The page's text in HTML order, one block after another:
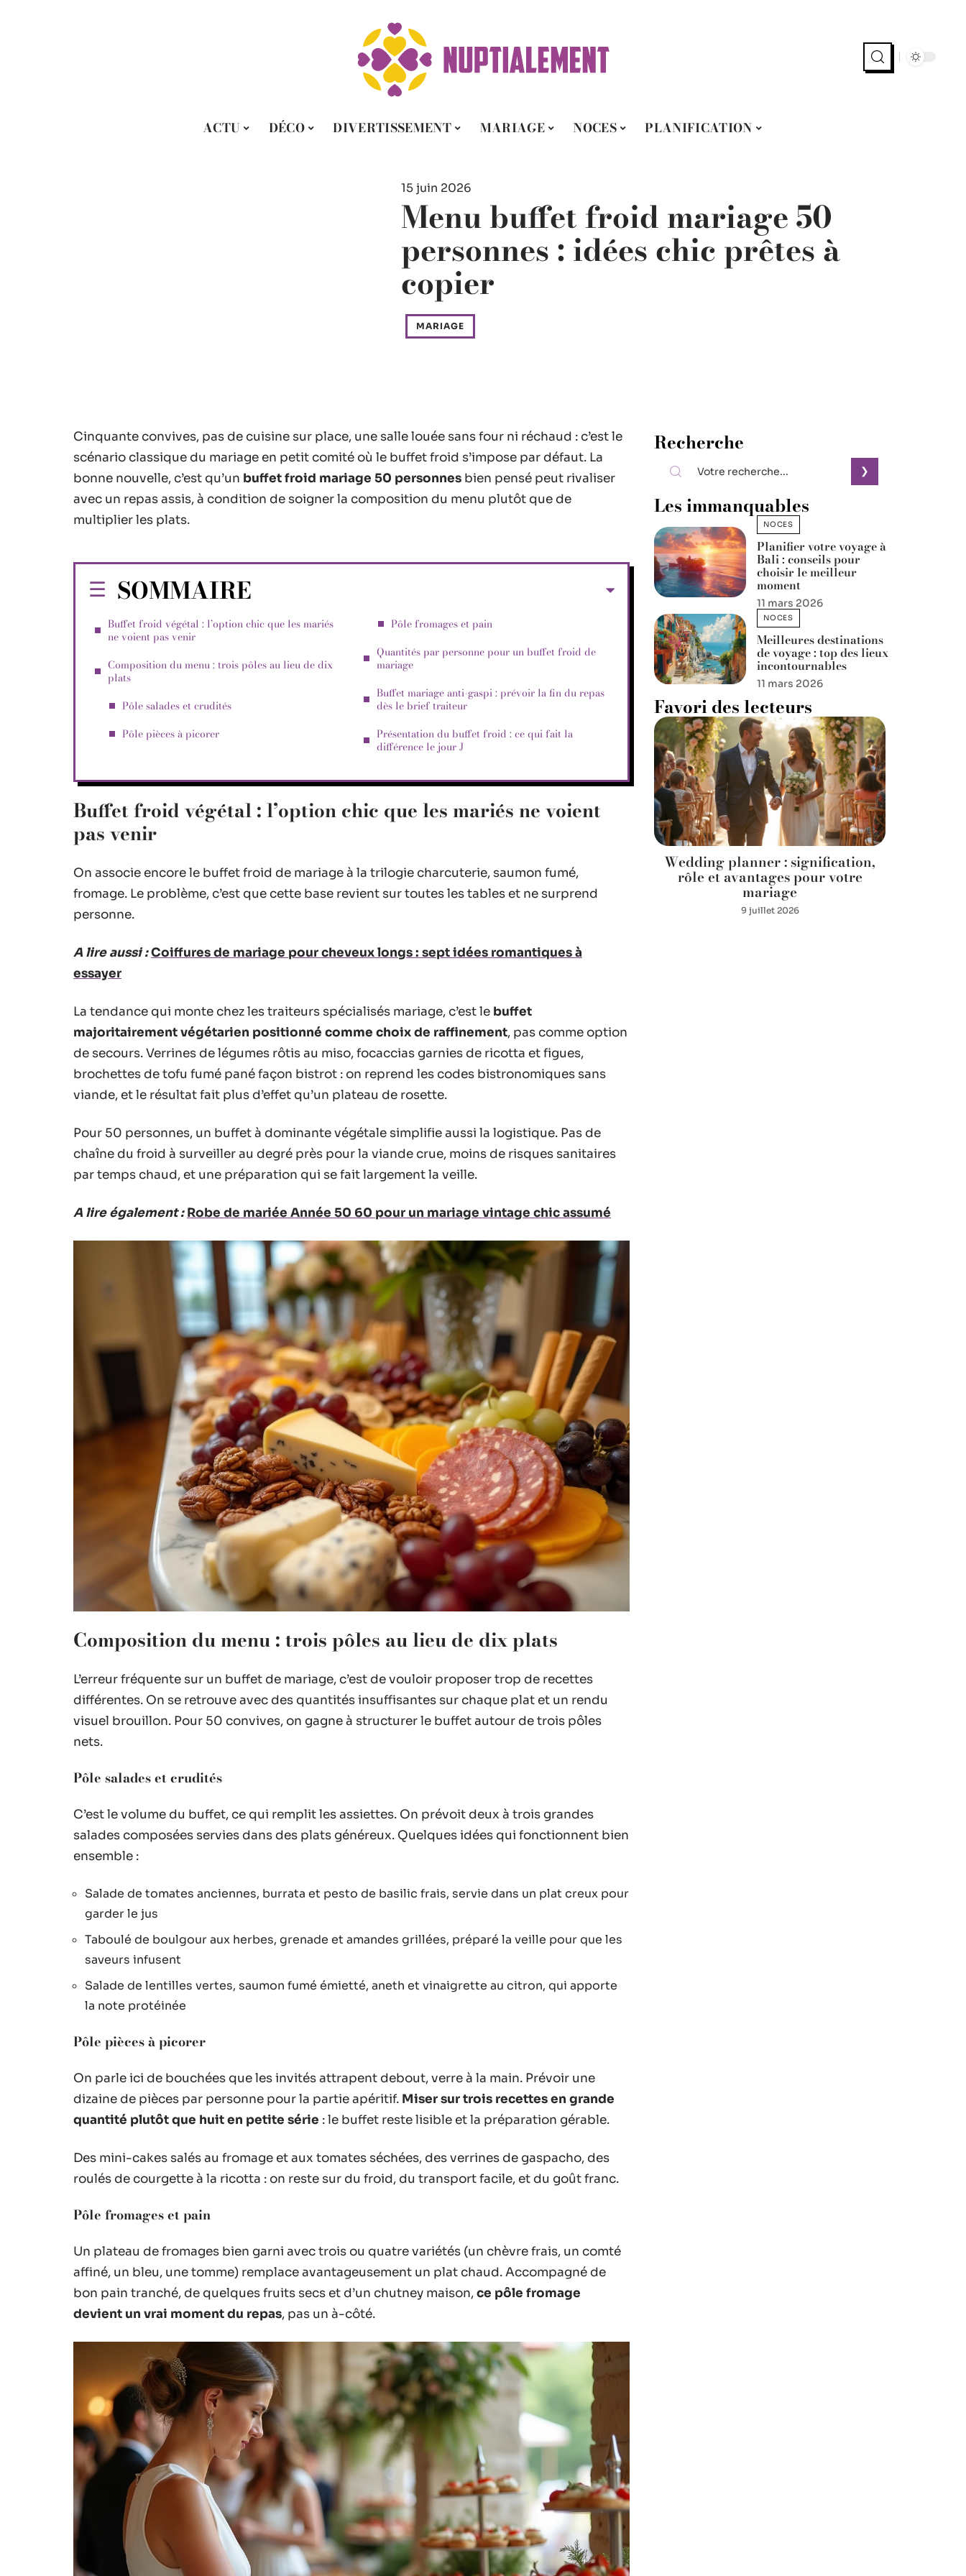
ACTU DÉCO DIVERTISSEMENT MARIAGE NOCES PLANIFICATION
15 juin 2026
Menu buffet froid mariage 50
personnes : idées chic prêtes à
copier
MARIAGE
Cinquante convives, pas de cuisine sur place, une salle louée sans four ni réchaud : c’est le
scénario classique du mariage en petit comité où le buffet froid s’impose par défaut. La
bonne nouvelle, c’est qu’un buffet froid mariage 50 personnes bien pensé peut rivaliser
avec un repas assis, à condition de soigner la composition du menu plutôt que de
multiplier les plats.
SOMMAIRE
Buffet froid végétal : l’option chic que les mariés
ne voient pas venir
Composition du menu : trois pôles au lieu de dix
plats
Pôle salades et crudités
Pôle pièces à picorer
Pôle fromages et pain
Quantités par personne pour un buffet froid de
mariage
Buffet mariage anti-gaspi : prévoir la fin du repas
dès le brief traiteur
Présentation du buffet froid : ce qui fait la
différence le jour J
Buffet froid végétal : l’option chic que les mariés ne voient
pas venir
On associe encore le buffet froid de mariage à la trilogie charcuterie, saumon fumé,
fromage. Le problème, c’est que cette base revient sur toutes les tables et ne surprend
personne.
A lire aussi :Coiffures de mariage pour cheveux longs : sept idées romantiques à
essayer
La tendance qui monte chez les traiteurs spécialisés mariage, c’est le buffet
majoritairement végétarien positionné comme choix de raffinement, pas comme option
de secours. Verrines de légumes rôtis au miso, focaccias garnies de ricotta et figues,
brochettes de tofu fumé pané façon bistrot : on reprend les codes bistronomiques sans
viande, et le résultat fait plus d’effet qu’un plateau de rosette.
Pour 50 personnes, un buffet à dominante végétale simplifie aussi la logistique. Pas de
chaîne du froid à surveiller au degré près pour la viande crue, moins de risques sanitaires
par temps chaud, et une préparation qui se fait largement la veille.
A lire également : Robe de mariée Année 50 60 pour un mariage vintage chic assumé
Composition du menu : trois pôles au lieu de dix plats
L’erreur fréquente sur un buffet de mariage, c’est de vouloir proposer trop de recettes
différentes. On se retrouve avec des quantités insuffisantes sur chaque plat et un rendu
visuel brouillon. Pour 50 convives, on gagne à structurer le buffet autour de trois pôles
nets.
Pôle salades et crudités
C’est le volume du buffet, ce qui remplit les assiettes. On prévoit deux à trois grandes
salades composées servies dans des plats généreux. Quelques idées qui fonctionnent bien
ensemble :
Salade de tomates anciennes, burrata et pesto de basilic frais, servie dans un plat creux pour
garder le jus
Taboulé de boulgour aux herbes, grenade et amandes grillées, préparé la veille pour que les
saveurs infusent
Salade de lentilles vertes, saumon fumé émietté, aneth et vinaigrette au citron, qui apporte
la note protéinée
Pôle pièces à picorer
On parle ici de bouchées que les invités attrapent debout, verre à la main. Prévoir une
dizaine de pièces par personne pour la partie apéritif. Miser sur trois recettes en grande
quantité plutôt que huit en petite série : le buffet reste lisible et la préparation gérable.
Des mini-cakes salés au fromage et aux tomates séchées, des verrines de gaspacho, des
roulés de courgette à la ricotta : on reste sur du froid, du transport facile, et du goût franc.
Pôle fromages et pain
Un plateau de fromages bien garni avec trois ou quatre variétés (un chèvre frais, un comté
affiné, un bleu, une tomme) remplace avantageusement un plat chaud. Accompagné de
bon pain tranché, de quelques fruits secs et d’un chutney maison,ce pôle fromage
devient un vrai moment du repas, pas un à-côté.
Recherche
Les immanquables
NOCES
Planifier votre voyage à
Bali : conseils pour
choisir le meilleur
moment
11 mars 2026
NOCES
Meilleures destinations
de voyage : top des lieux
incontournables
11 mars 2026
Favori des lecteurs
Wedding planner : signification,
rôle et avantages pour votre
mariage
9 juillet 2026